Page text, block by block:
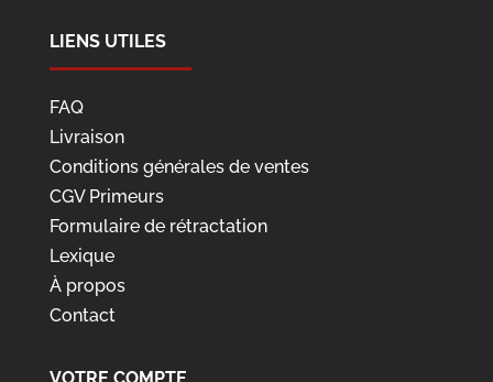
LIENS UTILES
FAQ
Livraison
Conditions générales de ventes
CGV Primeurs
Formulaire de rétractation
Lexique
À propos
Contact